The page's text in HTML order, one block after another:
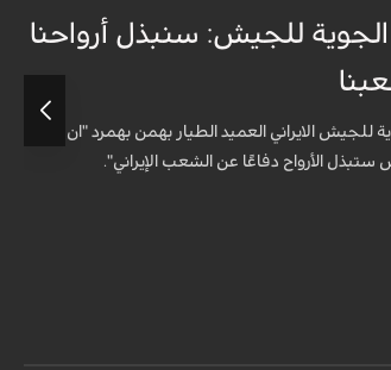
الجوية للجيش: سنبذل أرواحنا
للجيش الايراني العميد الطيار بهمن بهمرد "ان
ستبذل الأرواح دفاعًا عن الشعب الإيراني".